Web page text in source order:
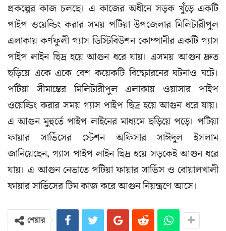
প্রকল্পের কাজ চলছে। এ কাজের অধীনে সড়ক খুঁড়ে একটি
পাইপ ওয়েল্ডিং করার সময় পটিয়া উপজেলার মিলিটারীপুল
এলাকায় কর্ণফুলী গ্যাস ডিস্টিবিউশন কোম্পানীর একটি গ্যাস
পাইপ লাইন ছিদ্র হয়ে আগুন ধরে যায়। এসময় আগুন দ্রুত
ছড়িয়ে একে একে বেশ কয়েকটি বিষ্ফোরনের ঘটনাও ঘটে।
পটিয়া সীমান্তের মিলিটারীপুল এলাকায় ওয়াসার পাইপ
ওয়েল্ডিং করার সময় গ্যাস পাইপ ছিদ্র হয়ে আগুন ধরে যায়।
এ আগুন মুহুর্তে পাইপ লাইনের মাধ্যমে ছড়িয়ে পড়ে। পটিয়া
ফায়ার সার্ভিসের স্টেশন অফিসার সাঈদুল ইসলাম
জানিয়েছেন, গ্যাস পাইপ লাইন ছিদ্র হয়ে সড়কেই আগুন ধরে
যায়। এ আগুন নেভাতে পটিয়া ফায়ার সার্ভিস ও বোয়ালখালী
ফায়ার সার্ভিসের টিম কাজ করে আগুন নিয়ন্ত্রণে আসে।
শেয়ার